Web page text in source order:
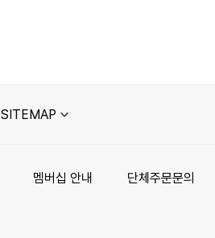
SITEMAP
멤버십 안내 단체주문문의